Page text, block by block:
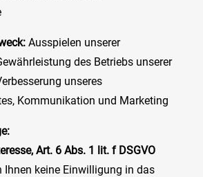
Ausspielen unserer
des Betriebs unserer
unseres
Kommunikation und Marketing
Art. 6 Abs. 1 lit. f DSGVO
Ihnen keine Einwilligung in das